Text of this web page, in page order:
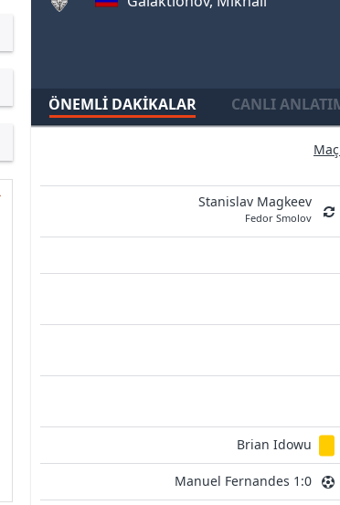
ÖNEMLI DAKIKALAR CANLI
Stanislav Magkeev
Fedor Smolov
Brian Idowu
Manuel Fernandes 1:0